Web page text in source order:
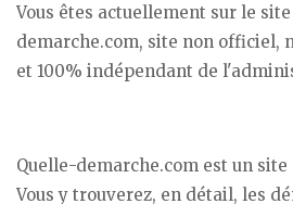
Vous êtes actuellement sur le
demarche.com, site non officiel,
et 100% indépendant de
Quelle-demarche.com est un
Vous y trouverez, en détail, les